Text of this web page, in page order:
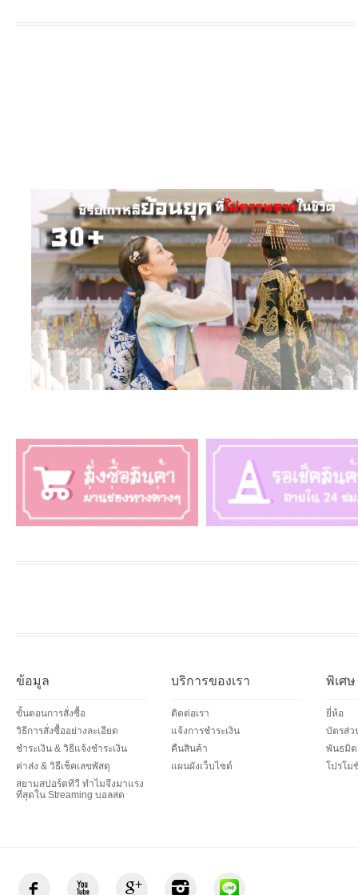
ข้อมูล
ขั้นตอนการสั่งซื้อ
วิธีการสั่งซื้ออย่างละเอียด
ชำระเงิน & วิธีแจ้งชำระเงิน
ค่าส่ง & วิธีเช็คเลขพัสดุ
สยามสปอร์ตทีวี ทำไมจึงมาแรง
ที่สุดใน Streaming บอลสด
บริการของเรา
ติดต่อเรา
แจ้งการชำระเงิน
คืนสินค้า
แผนผังเว็บไซต์
พิเศษ
ยี่ห้อ
บัตรส่ว
พันธมิต
โปรโม